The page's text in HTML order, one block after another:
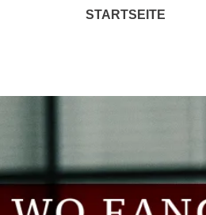
STARTSEITE